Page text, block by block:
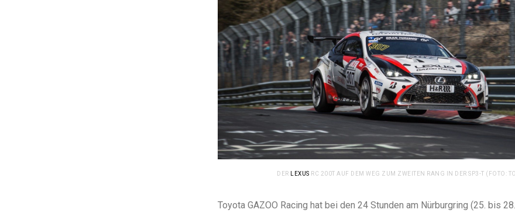
DER LEXUS RC 200T AUF DEM WEG ZUM ZWEITEN RANG IN DER SP3-T (FOTO:
Toyota GAZOO Racing hat bei den 24 Stunden am Nürburgring (25. bis